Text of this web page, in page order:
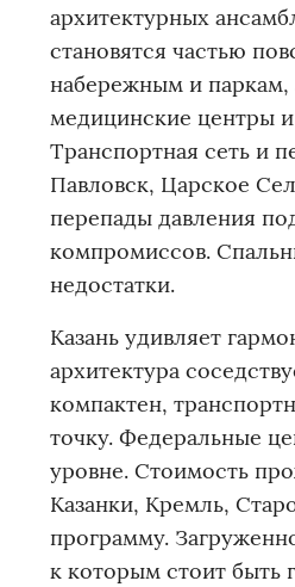
архитектурных
становятся частью
набережным и паркам,
медицинские центры
Транспортная сеть и
Павловск, Царское
перепады давления
компромиссов.
недостатки.
Казань удивляет
архитектура
компактен,
точку. Федеральные
уровне. Стоимость
Казанки, Кремль,
программу.
к которым стоит